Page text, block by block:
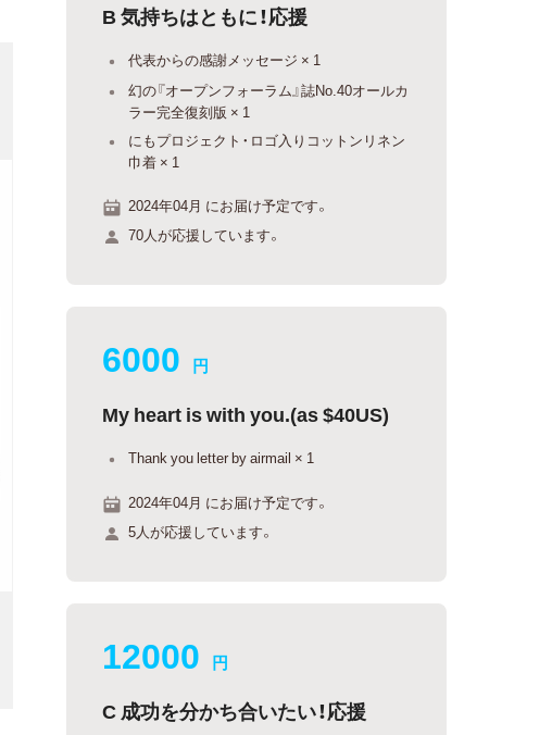
B 気持ちはともに！応援
代表からの感謝メッセージ × 1
幻の『オープンフォーラム』誌No.40オールカ
ラー完全復刻版 × 1
にもプロジェクト・ロゴ入りコットンリネン
巾着 × 1
2024年04月 にお届け予定です。
70人が応援しています。
6000 円
My heart is with you.(as $40US)
Thank you letter by airmail × 1
2024年04月 にお届け予定です。
5人が応援しています。
12000 円
C 成功を分かち合いたい！応援